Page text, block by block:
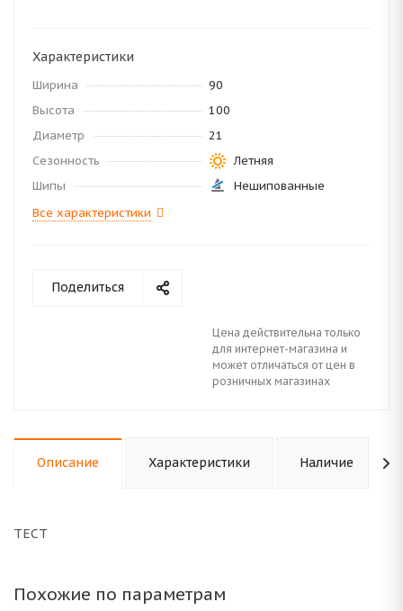
Характеристики
Ширина
90
Высота
100
Диаметр
21
Сезонность
Летняя
Шипы
Нешипованные
Все характеристики
Поделиться
Цена действительна только
для интернет-магазина и
может отличаться от цен в
розничных магазинах
Описание Характеристики Наличие
ТЕСТ
Похожие по параметрам